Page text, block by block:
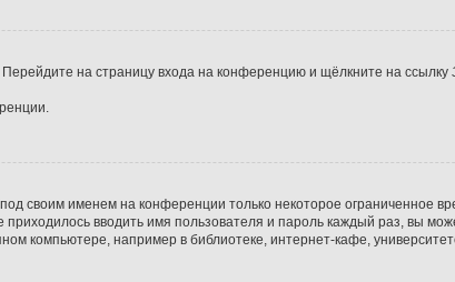
на страницу входа на конференцию и щёлкните на ссылку
своим именем на конференции только некоторое ограниченное
вводить имя пользователя и пароль каждый раз, вы
компьютере, например в библиотеке, интернет-кафе,